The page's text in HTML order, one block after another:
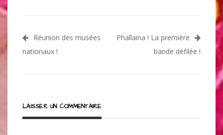
Navigation
de
Réunion des musées
nationaux !
Phallaina ! La première
bande défilée !
LAISSER UN COMMENTAIRE